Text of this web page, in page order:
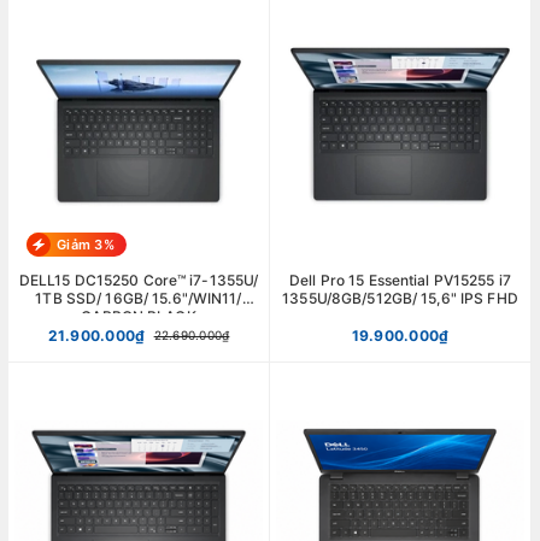
Giảm 3%
DELL15 DC15250 Core™ i7-1355U/
1TB SSD/ 16GB/ 15.6"/WIN11/
CARBON BLACK
21.900.000₫
22.690.000₫
Dell Pro 15 Essential PV15255 i7
1355U/8GB/512GB/ 15,6" IPS FHD
19.900.000₫